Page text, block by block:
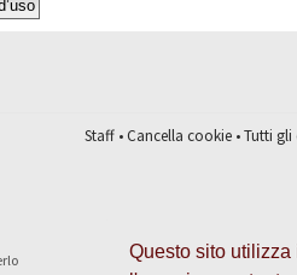
Questo sito
Staff•Cancella cookie• Tutti gli